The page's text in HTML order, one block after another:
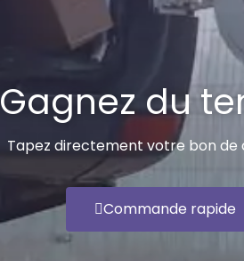
Gagnez du
Tapez directement votre bon de
Commande rapide